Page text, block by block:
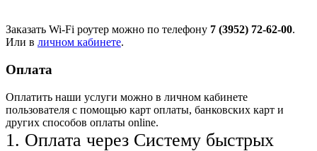
Заказать Wi-Fi роутер можно по телефону 7 (3952) 72-62-00.
Или в личном кабинете.
Оплата
Оплатить наши услуги можно в личном кабинете
пользователя с помощью карт оплаты, банковских карт и
других способов оплаты online.
1. Оплата через Систему быстрых